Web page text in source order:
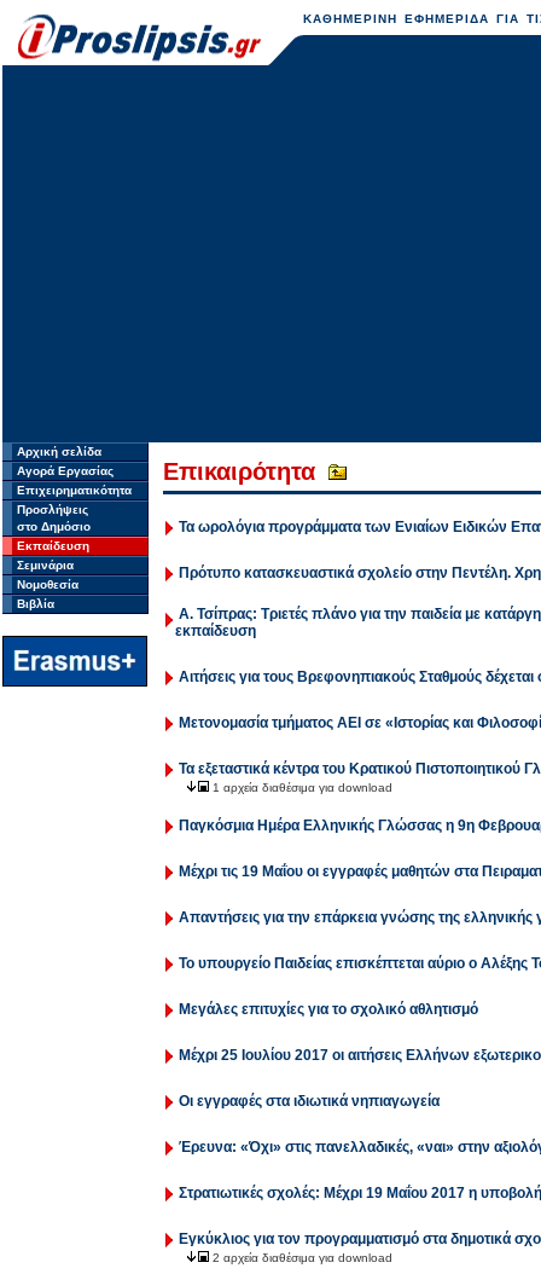
ΚΑΘΗΜΕΡΙΝΗ ΕΦΗΜΕΡΙΔΑ ΓΙΑ
Αρχική σελίδα
Αγορά Εργασίας
Επιχειρηματικότητα
Προσλήψεις
στο Δημόσιο
Εκπαίδευση
Σεμινάρια
Νομοθεσία
Βιβλία
Επικαιρότητα
Τα ωρολόγια προγράμματα των Ενιαίων Ειδικών
Πρότυπο κατασκευαστικά σχολείο στην Πεντέλη.
Α. Τσίπρας: Τριετές πλάνο για την παιδεία με
εκπαίδευση
Αιτήσεις για τους Βρεφονηπιακούς Σταθμούς
Μετονομασία τμήματος AEI σε «Ιστορίας και
Τα εξεταστικά κέντρα του Κρατικού Πιστοποιητικού
1 αρχεία διαθέσιμα για download
Παγκόσμια Ημέρα Ελληνικής Γλώσσας η 9η
Μέχρι τις 19 Μαΐου οι εγγραφές μαθητών στα
Απαντήσεις για την επάρκεια γνώσης της
Το υπουργείο Παιδείας επισκέπτεται αύριο ο Αλέξης
Μεγάλες επιτυχίες για το σχολικό αθλητισμό
Μέχρι 25 Ιουλίου 2017 οι αιτήσεις Ελλήνων
Οι εγγραφές στα ιδιωτικά νηπιαγωγεία
Έρευνα: «Όχι» στις πανελλαδικές, «ναι» στην
Στρατιωτικές σχολές: Μέχρι 19 Μαΐου 2017 η
Εγκύκλιος για τον προγραμματισμό στα δημοτικά
2 αρχεία διαθέσιμα για download